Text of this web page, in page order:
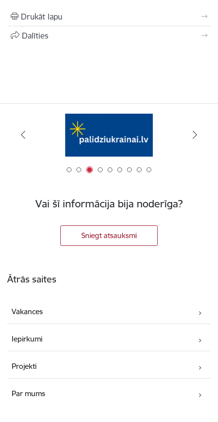
Drukāt lapu
Dalīties
Vai šī informācija bija noderīga?
Sniegt atsauksmi
Ātrās saites
Vakances
Iepirkumi
Projekti
Par mums